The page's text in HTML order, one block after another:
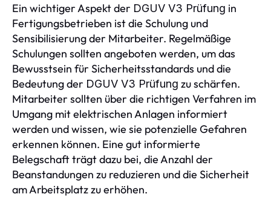
Ein wichtiger Aspekt der DGUV V3 Prüfung in
Fertigungsbetrieben ist die Schulung und
Sensibilisierung der Mitarbeiter. Regelmäßige
Schulungen sollten angeboten werden, um das
Bewusstsein für Sicherheitsstandards und die
Bedeutung der DGUV V3 Prüfung zu schärfen.
Mitarbeiter sollten über die richtigen Verfahren im
Umgang mit elektrischen Anlagen informiert
werden und wissen, wie sie potenzielle Gefahren
erkennen können. Eine gut informierte
Belegschaft trägt dazu bei, die Anzahl der
Beanstandungen zu reduzieren und die Sicherheit
am Arbeitsplatz zu erhöhen.